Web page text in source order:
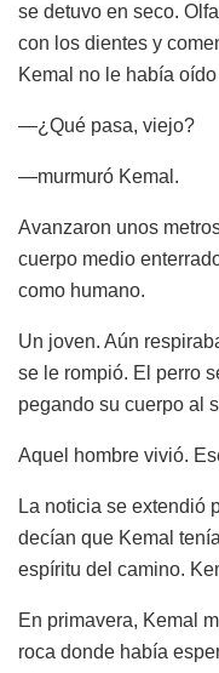
se detuvo en seco.
con los dientes y
Kemal no le había
—¿Qué pasa, viejo?
—murmuró Kemal.
Avanzaron unos
cuerpo medio
como humano.
Un joven. Aún
se le rompió. El perro
pegando su cuerpo al
Aquel hombre vivió.
La noticia se extendió
decían que Kemal
espíritu del camino.
En primavera, Kemal
roca donde había